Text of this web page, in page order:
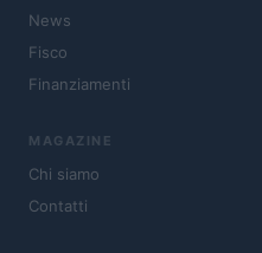
News
Fisco
Finanziamenti
MAGAZINE
Chi siamo
Contatti